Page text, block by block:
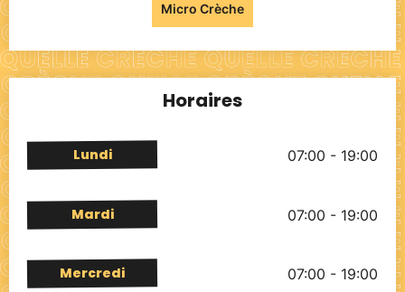
Micro Crèche
Horaires
Lundi 07:00 - 19:00
Mardi 07:00 - 19:00
Mercredi 07:00 - 19:00